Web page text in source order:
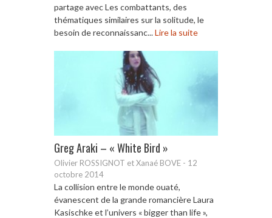
partage avec Les combattants, des
thématiques similaires sur la solitude, le
besoin de reconnaissanc...Lire la suite
Greg Araki – « White Bird »
Olivier ROSSIGNOT et Xanaé BOVE - 12
octobre 2014
La collision entre le monde ouaté,
évanescent de la grande romancière Laura
Kasischke et l’univers « bigger than life »,